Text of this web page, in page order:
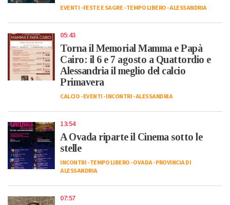
EVENTI-FESTE E SAGRE-TEMPO LIBERO-ALESSANDRIA
05:43
Torna il Memorial Mamma e Papà
Cairo: il 6 e 7 agosto a Quattordio e
Alessandria il meglio del calcio
Primavera
CALCIO-EVENTI-INCONTRI-ALESSANDRIA
13:54
A Ovada riparte il Cinema sotto le
stelle
INCONTRI-TEMPO LIBERO-OVADA-PROVINCIA DI
ALESSANDRIA
07:57